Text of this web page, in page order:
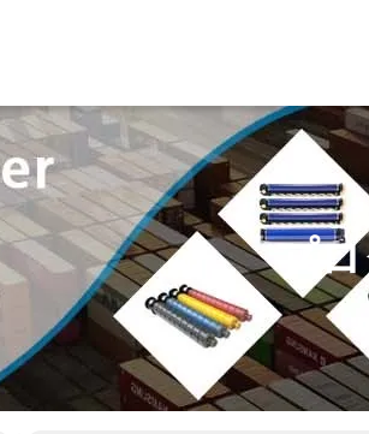
プ